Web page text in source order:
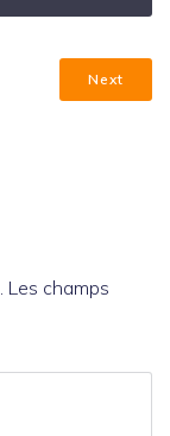
Next
Les champs